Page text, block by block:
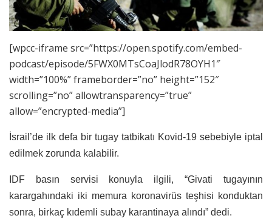
[wpcc-iframe src=”https://open.spotify.com/embed-
podcast/episode/5FWX0MTsCoaJlodR78OYH1″
width=”100%” frameborder=”no” height=”152″
scrolling=”no” allowtransparency=”true”
allow=”encrypted-media”]
İsrail’de ilk defa bir tugay tatbikatı Kovid-19 sebebiyle iptal
edilmek zorunda kalabilir.
IDF basın servisi konuyla ilgili, “Givati tugayının
karargahındaki iki memura koronavirüs teşhisi konduktan
sonra, birkaç kıdemli subay karantinaya alındı” dedi.